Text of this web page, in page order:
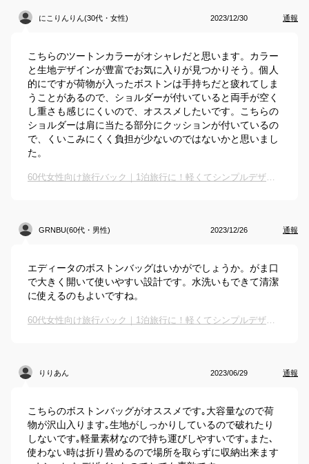
にこりんりん(30代・女性) 2023/12/30 通報
こちらのツートンカラーがオシャレだと思います。カラー
と生地デザインが豊富でお気に入りが見つかりそう。個人
的にですが荷物が入ったボストンは手持ちだと疲れてしま
うことがあるので、ショルダーが付いていると両手が空く
し重さも感じにくいので、オススメしたいです。こちらの
ショルダーは肩に当たる部分にクッションが付いているの
で、くいこみにくく負担が少ないのではないかと思いまし
た。
60代女性向け旅行バック｜1泊旅行に！軽くてシンプルデザインのボストンバッグのおすすめは？
GRNBU(60代・男性) 2023/12/26 通報
エディータのボストンバッグはいかがでしょうか。がま口
で大きく開いて使いやすい設計です。水洗いもできて清潔
に使えるのもよいですね。
60代女性向け旅行バック｜1泊旅行に！軽くてシンプルデザインのボストンバッグのおすすめは？
りりあん 2023/06/29 通報
こちらのボストンバッグがオススメです｡大容量なので荷
物が沢山入ります｡生地がしっかりしているので破れたり
しないです｡軽量素材なので持ち運びしやすいです｡また､
使わない時は折り畳めるので場所を取らずに収納出来ます